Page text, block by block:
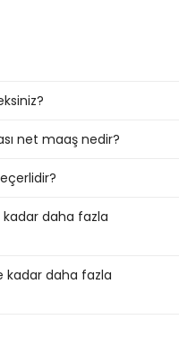
net maaş nedir?
kadar daha fazla
kadar daha fazla